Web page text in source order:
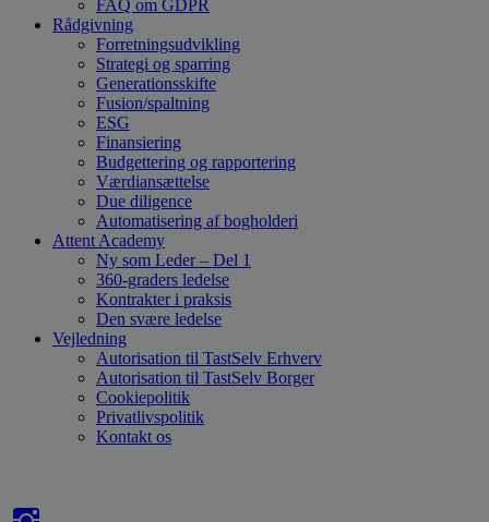
FAQ om GDPR
Rådgivning
Forretningsudvikling
Strategi og sparring
Generationsskifte
Fusion/spaltning
ESG
Finansiering
Budgettering og rapportering
Værdiansættelse
Due diligence
Automatisering af bogholderi
Attent Academy
Ny som Leder – Del 1
360-graders ledelse
Kontrakter i praksis
Den svære ledelse
Vejledning
Autorisation til TastSelv Erhverv
Autorisation til TastSelv Borger
Cookiepolitik
Privatlivspolitik
Kontakt os